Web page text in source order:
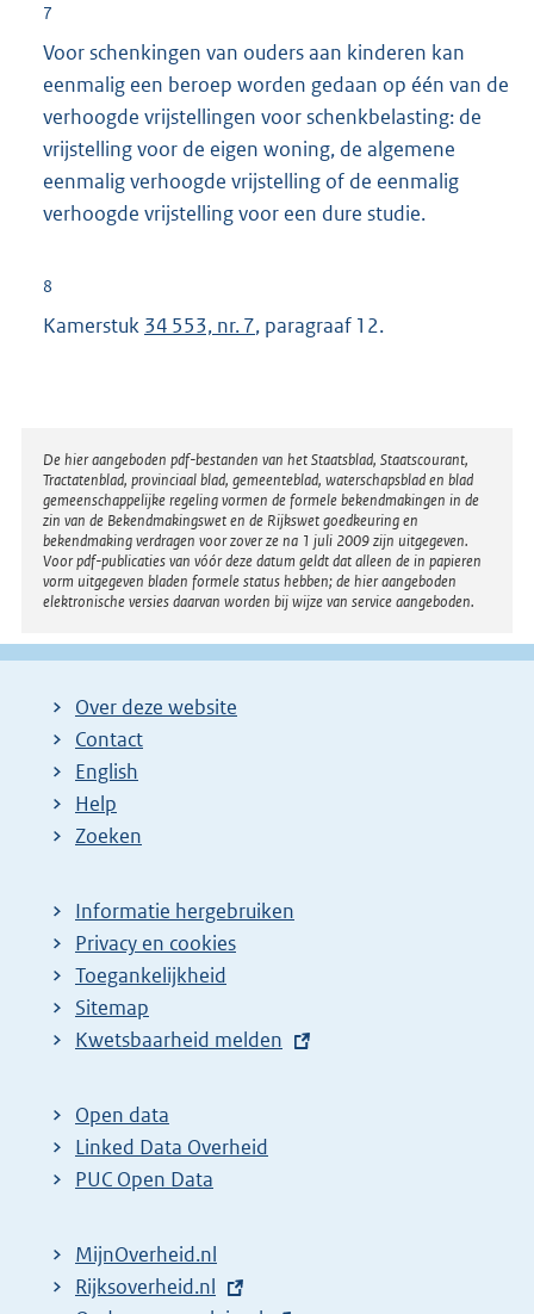
7
Voor schenkingen van ouders aan kinderen kan
eenmalig een beroep worden gedaan op één van de
verhoogde vrijstellingen voor schenkbelasting: de
vrijstelling voor de eigen woning, de algemene
eenmalig verhoogde vrijstelling of de eenmalig
verhoogde vrijstelling voor een dure studie.
8
Kamerstuk 34 553, nr. 7, paragraaf 12.
Disclaimer
De hier aangeboden pdf-bestanden van het Staatsblad, Staatscourant,
Tractatenblad, provinciaal blad, gemeenteblad, waterschapsblad en blad
gemeenschappelijke regeling vormen de formele bekendmakingen in de
zin van de Bekendmakingswet en de Rijkswet goedkeuring en
bekendmaking verdragen voor zover ze na 1 juli 2009 zijn uitgegeven.
Voor pdf-publicaties van vóór deze datum geldt dat alleen de in papieren
vorm uitgegeven bladen formele status hebben; de hier aangeboden
elektronische versies daarvan worden bij wijze van service aangeboden.
Over deze website
Contact
English
Help
Zoeken
Informatie hergebruiken
Privacy en cookies
Toegankelijkheid
Sitemap
E
t
e
r
l
i
Kwetsbaarheid melden
Open data
Linked Data Overheid
PUC Open Data
MijnOverheid.nl
E
Rijksoverheid.nl